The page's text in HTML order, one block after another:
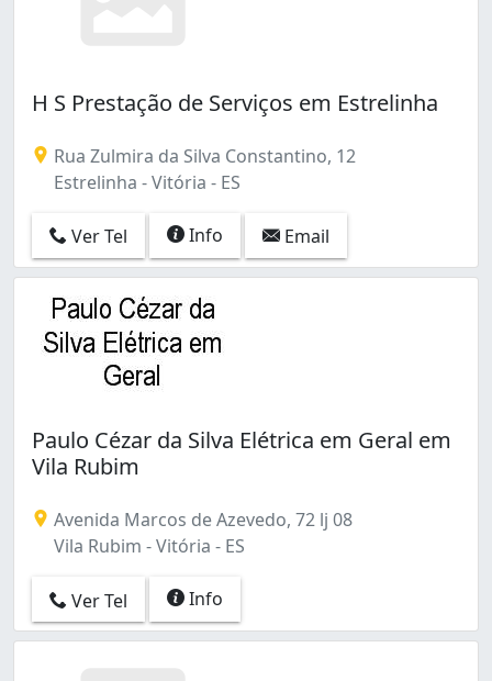
H S Prestação de Serviços em Estrelinha
Rua Zulmira da Silva Constantino, 12
Estrelinha - Vitória - ES
Ver Tel Info Email
Paulo Cézar da Silva Elétrica em Geral em
Vila Rubim
Avenida Marcos de Azevedo, 72 lj 08
Vila Rubim - Vitória - ES
Ver Tel Info